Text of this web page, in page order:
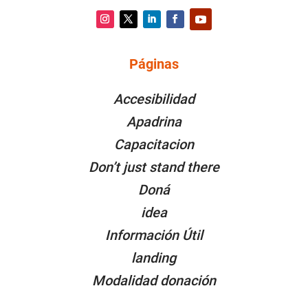
Facebook
Páginas
Accesibilidad
Apadrina
Capacitacion
Don’t just stand there
Doná
idea
Información Útil
landing
Modalidad donación